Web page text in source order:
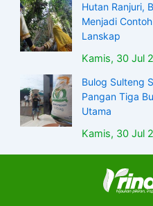
Hutan Ranjuri,
Menjadi
Lanskap
Kamis, 30 Jul
Bulog Sulteng
Pangan Tiga
Utama
Kamis, 30 Jul